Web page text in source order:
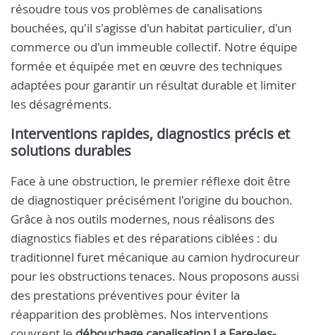
résoudre tous vos problèmes de canalisations
bouchées, qu'il s'agisse d'un habitat particulier, d'un
commerce ou d'un immeuble collectif. Notre équipe
formée et équipée met en œuvre des techniques
adaptées pour garantir un résultat durable et limiter
les désagréments.
Interventions rapides, diagnostics précis et
solutions durables
Face à une obstruction, le premier réflexe doit être
de diagnostiquer précisément l'origine du bouchon.
Grâce à nos outils modernes, nous réalisons des
diagnostics fiables et des réparations ciblées : du
traditionnel furet mécanique au camion hydrocureur
pour les obstructions tenaces. Nous proposons aussi
des prestations préventives pour éviter la
réapparition des problèmes. Nos interventions